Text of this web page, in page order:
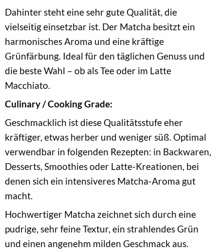
Dahinter steht eine sehr gute Qualität, die
vielseitig einsetzbar ist. Der Matcha besitzt ein
harmonisches Aroma und eine kräftige
Grünfärbung. Ideal für den täglichen Genuss und
die beste Wahl – ob als Tee oder im Latte
Macchiato.
Culinary / Cooking Grade:
Geschmacklich ist diese Qualitätsstufe eher
kräftiger, etwas herber und weniger süß. Optimal
verwendbar in folgenden Rezepten: in Backwaren,
Desserts, Smoothies oder Latte-Kreationen, bei
denen sich ein intensiveres Matcha-Aroma gut
macht.
Hochwertiger Matcha zeichnet sich durch eine
pudrige, sehr feine Textur, ein strahlendes Grün
und einen angenehm milden Geschmack aus.